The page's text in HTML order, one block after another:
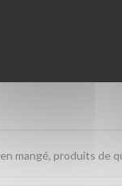
我们
mangé, produits de